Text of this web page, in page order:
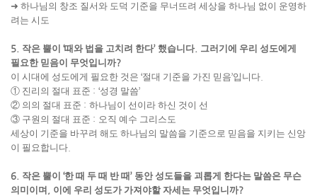
➜ 하나님의 창조 질서와 도덕 기준을 무너뜨려 세상을 하나님 없이 운영하
려는 시도
5. 작은 뿔이 ‘때와 법을 고치려 한다’ 했습니다. 그러기에 우리 성도에게
필요한 믿음이 무엇입니까?
이 시대에 성도에게 필요한 것은 ‘절대 기준을 가진 믿음’입니다
① 진리의 절대 표준 : ‘성경 말씀’
② 의의 절대 표준 : 하나님이 선이라 하신 것이 선
③ 구원의 절대 표준 : 오직 예수 그리스도
세상이 기준을 바꾸려 해도 하나님의 말씀을 기준으로 믿음을 지키는 신앙
이 필요합니다
6. 작은 뿔이 ‘한 때 두 때 반 때 ’ 동안 성도들을 괴롭게 한다는 말씀은 무슨
의미이며 , 이에 우리 성도가 가져야할 자세는 무엇입니까?